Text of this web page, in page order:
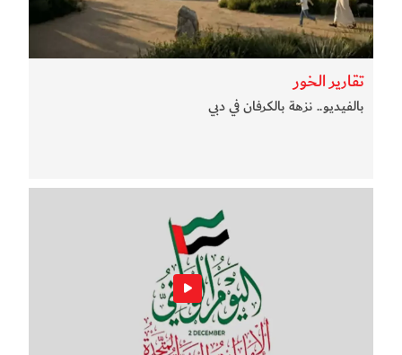
تقارير الخور
بالفيديو.. نزهة بالكرفان في دبي